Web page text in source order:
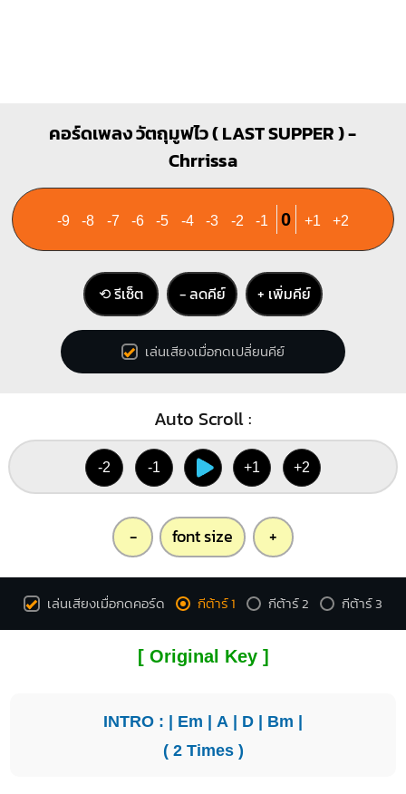
คอร์ดเพลง วัตถุมูฟไว ( LAST SUPPER ) -
Chrrissa
-9 -8 -7 -6 -5 -4 -3 -2 -1 0 +1 +2
⟲ รีเซ็ต − ลดคีย์ + เพิ่มคีย์
เล่นเสียงเมื่อกดเปลี่ยนคีย์
Auto Scroll :
-2 -1 +1 +2
- font size +
เล่นเสียงเมื่อกดคอร์ด กีต้าร์ 1 กีต้าร์ 2 กีต้าร์ 3
[ Original Key ]
INTRO : | Em | A | D | Bm |
( 2 Times )